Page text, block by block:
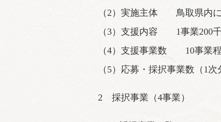
（2）実施主体 鳥取県内に
（3）支援内容 1事業200千
（4）支援事業数 10事業
（5）応募・採択事業数（1
2 採択事業（4事業）